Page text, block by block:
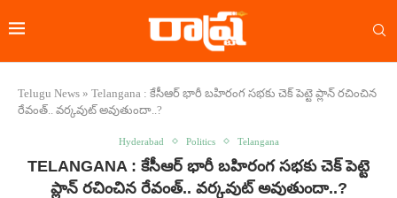
Telugu News » Telangana : కేసీఆర్ భారీ బహిరంగ సభకు చెక్ పెట్టె ప్లాన్ రచించిన
రేవంత్.. వర్కవుట్ అవుతుందా..?
Hyderabad Politics Telangana
TELANGANA : కేసీఆర్ భారీ బహిరంగ సభకు చెక్ పెట్టె
ప్లాన్ రచించిన రేవంత్.. వర్కవుట్ అవుతుందా..?